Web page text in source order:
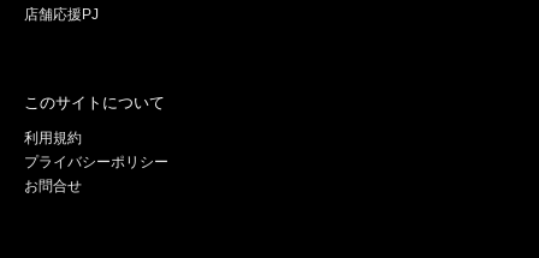
店舗応援PJ
このサイトについて
利用規約
プライバシーポリシー
お問合せ